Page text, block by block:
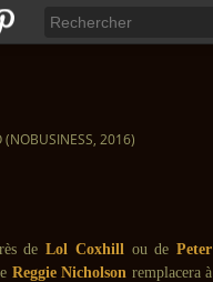
(NOBUSINESS, 2016)
de Lol Coxhillou dePeter
Reggie Nicholson remplacera à